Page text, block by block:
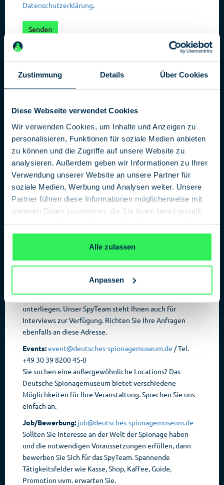
Zustimmung Details Über Cookies
Diese Webseite verwendet Cookies
Wir verwenden Cookies, um Inhalte und Anzeigen zu
personalisieren, Funktionen für soziale Medien anbieten
zu können und die Zugriffe auf unsere Website zu
analysieren. Außerdem geben wir Informationen zu Ihrer
Verwendung unserer Website an unsere Partner für
soziale Medien, Werbung und Analysen weiter. Unsere
Partner führen diese Informationen möglicherweise mit
weiteren Daten zusammen, die Sie ihnen bereitgestellt
gesammelt haben.Datenschutzerklärung
Alle zulassen
Anpassen
Datenschutzerklärung.
Kontakt für …
presse@deutsches-spionagemuseum.de
+49 30 39 8200 45-0
Kontaktieren Sie uns und wir beantworten Ihre Fragen
jederzeit gerne, so lange diese nicht der Geheimhaltung
unterliegen. Unser SpyTeam steht Ihnen auch für
Interviews zur Verfügung. Richten Sie Ihre Anfragen
ebenfalls an diese Adresse.
Events:event@deutsches-spionagemuseum.de / Tel.
+49 30 39 8200 45-0
Sie suchen eine außergewöhnliche Locations? Das
Deutsche Spionagemuseum bietet verschiedene
Möglichkeiten für Ihre Veranstaltung. Sprechen Sie uns
einfach an.
Job/Bewerbung: job@deutsches-spionagemuseum.de
Sollten Sie Interesse an der Welt der Spionage haben
und die notwendigen Voraussetzungen erfüllen, dann
bewerben Sie Sich für das SpyTeam. Spannende
Tätigkeitsfelder wie Kasse, Shop, Kaffee, Guide,
Promotion uvm. erwarten Sie.